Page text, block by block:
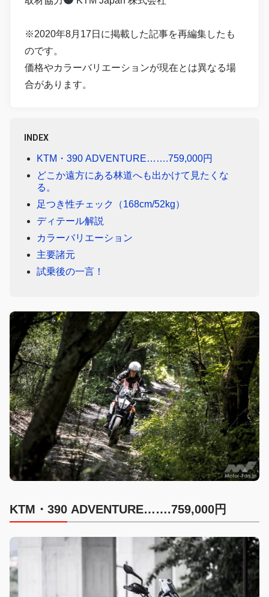
※2020年8月17日に掲載した記事を再編集したも
のです。
価格やカラーバリエーションが現在とは異なる場
合があります。
INDEX
KTM・390 ADVENTURE…….759,000円
どこか遠方にある林道へも出かけて見たくな
る。
足つき性チェック（168cm/52kg）
ディテール解説
カラーバリエーション
主要諸元
試乗後の一言！
KTM・390 ADVENTURE…….759,000円